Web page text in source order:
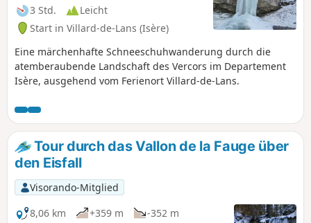
3 Std.
Leicht
Start in Villard-de-Lans (Isère)
Eine märchenhafte Schneeschuhwanderung durch die
atemberaubende Landschaft des Vercors im Departement
Isère, ausgehend vom Ferienort Villard-de-Lans.
Tour durch das Vallon de la Fauge über
den Eisfall
Visorando-Mitglied
8,06 km
+359 m
-352 m